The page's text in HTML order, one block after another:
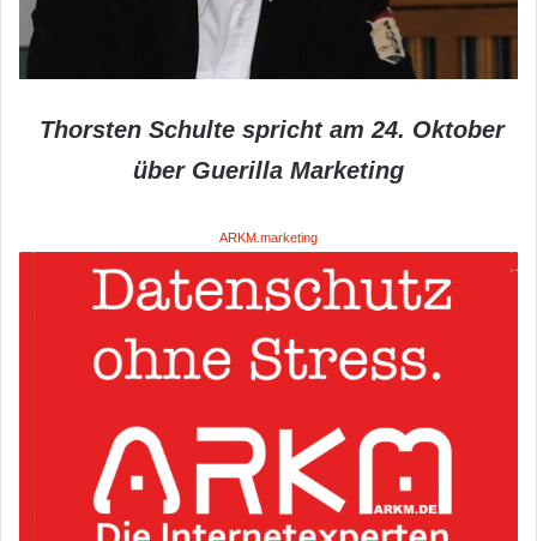
Thorsten Schulte spricht am 24. Oktober
über Guerilla Marketing
ARKM.marketing